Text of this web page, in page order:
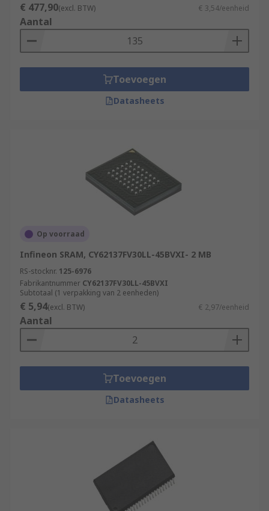
€ 477,90(excl. BTW) € 3,54/eenheid
Aantal
Toevoegen
Datasheets
Op voorraad
Infineon SRAM, CY62137FV30LL-45BVXI- 2 MB
RS-stocknr. 125-6976
Fabrikantnummer CY62137FV30LL-45BVXI
Subtotaal (1 verpakking van 2 eenheden)
€ 5,94(excl. BTW) € 2,97/eenheid
Aantal
Toevoegen
Datasheets